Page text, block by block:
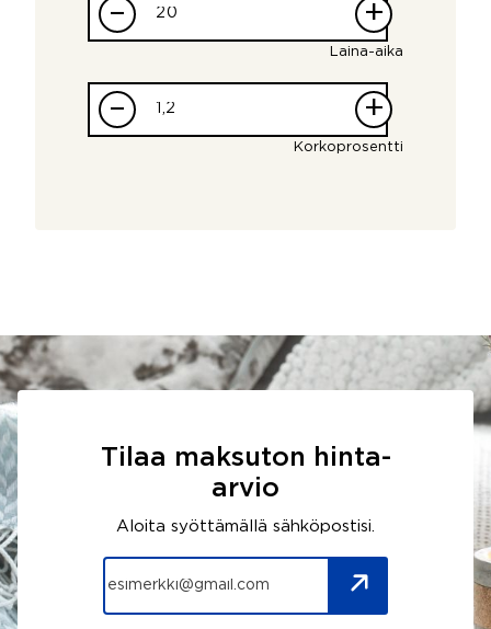
– +
Laina-aika
– +
Korkoprosentti
Tilaa maksuton hinta-
arvio
Aloita syöttämällä sähköpostisi.